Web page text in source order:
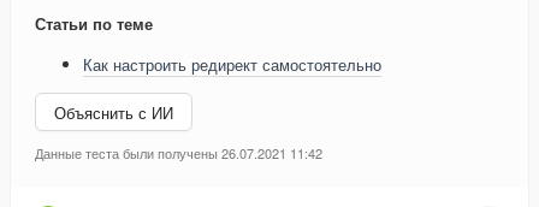
Статьи по теме
Как настроить редирект самостоятельно
Объяснить с ИИ
Данные теста были получены 26.07.2021 11:42